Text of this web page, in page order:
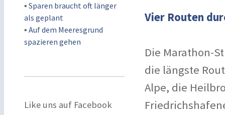
▪ Sparen braucht oft länger
als geplant
▪ Auf dem Meeresgrund
spazieren gehen
Like uns auf Facebook
Vier Routen
Die Marathon-
die längste
Alpe, die